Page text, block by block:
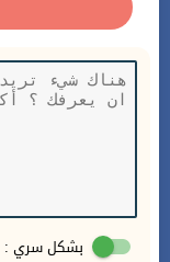
بشكل سري :